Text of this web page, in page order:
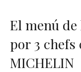
El menú de
por 3
MICHELIN